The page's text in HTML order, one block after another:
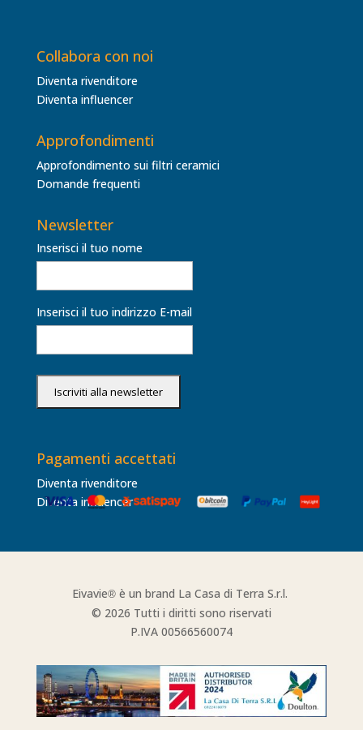
Collabora con noi
Diventa rivenditore
Diventa influencer
Approfondimenti
Approfondimento sui filtri ceramici
Domande frequenti
Newsletter
Inserisci il tuo nome
Inserisci il tuo indirizzo E-mail
Pagamenti accettati
Diventa rivenditore
Diventa influencer
Eivavie®è un brand La Casa di Terra S.r.l.
© 2026 Tutti i diritti sono riservati
P.IVA 00566560074